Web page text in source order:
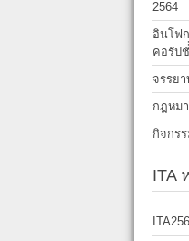
2564
อินโฟ
คอรัป
จรรย
กฎหม
กิจกร
ITA